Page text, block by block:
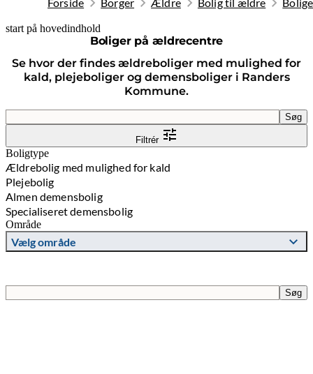
Forside Borger Ældre Bolig til ældre
start på hovedindhold
Boliger på ældrecentre
Se hvor der findes ældreboliger med mulighed for
kald, plejeboliger og demensboliger i Randers
Kommune.
senest opdateret 19. januar 2026
Søg
Filtrér
Boligtype
Ældrebolig med mulighed for kald
Plejebolig
Almen demensbolig
Specialiseret demensbolig
Område
Vælg område
Søg